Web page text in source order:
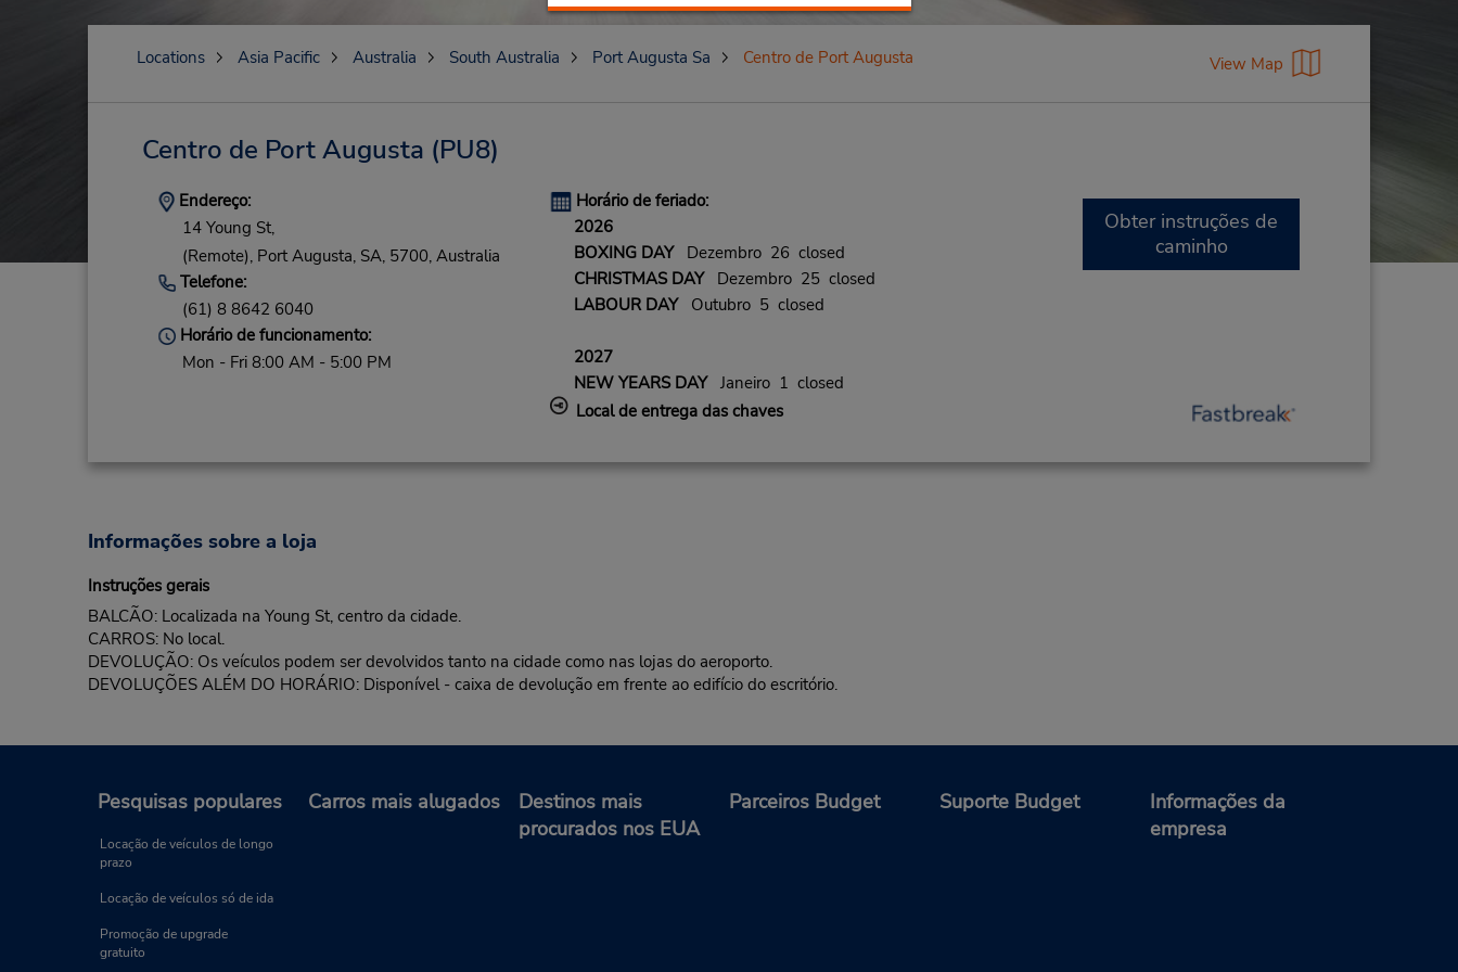
Locations Asia Pacific Australia South Australia Port Augusta Sa Centro de Port Augusta View Map
Centro de Port Augusta (PU8)
Endereço:
14 Young St,
(Remote), Port Augusta, SA, 5700, Australia
Telefone:
(61) 8 8642 6040
Horário de funcionamento:
Mon - Fri 8:00 AM - 5:00 PM
Horário de feriado:
2026
BOXING DAYDezembro 26 closed
CHRISTMAS DAYDezembro 25 closed
LABOUR DAYOutubro 5 closed
2027
NEW YEARS DAYJaneiro 1 closed
Local de entrega das chaves
Obter instruções de
caminho
Informações sobre a loja
Instruções gerais
BALCÃO: Localizada na Young St, centro da cidade.
CARROS: No local.
DEVOLUÇÃO: Os veículos podem ser devolvidos tanto na cidade como nas lojas do aeroporto.
DEVOLUÇÕES ALÉM DO HORÁRIO: Disponível - caixa de devolução em frente ao edifício do escritório.
Pesquisas populares
Locação de veículos de longo
prazo
Locação de veículos só de ida
Promoção de upgrade
gratuito
Carros mais alugados
Destinos mais
procurados nos EUA
Parceiros Budget Suporte Budget
Informações da
empresa